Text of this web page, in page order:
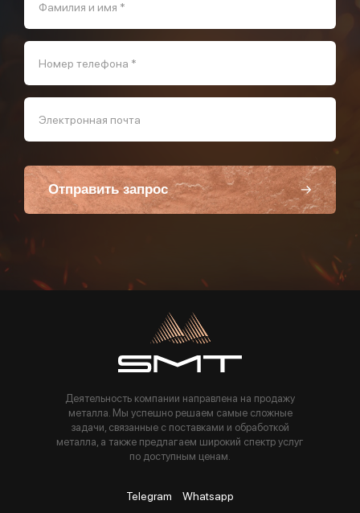
Фамилия и имя *
Номер телефона *
Электронная почта
Отправить запрос
Пользуясь данной формой вы соглашаетесь с политикой компании
Деятельность компании направлена на продажу
металла. Мы успешно решаем самые сложные
задачи, связанные с поставками и обработкой
металла, а также предлагаем широкий спектр услуг
по доступным ценам.
Telegram Whatsapp